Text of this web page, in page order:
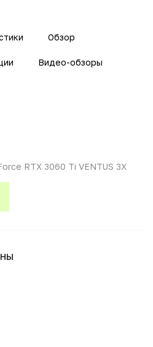
Обзор
Видео-обзоры
RTX 3060 Ti VENTUS 3X